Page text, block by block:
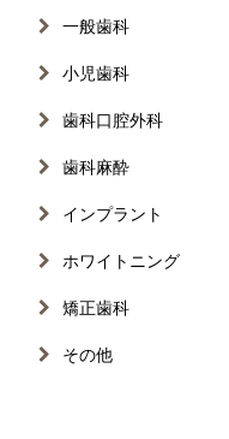
一般歯科
小児歯科
歯科口腔外科
歯科麻酔
インプラント
ホワイトニング
矯正歯科
その他